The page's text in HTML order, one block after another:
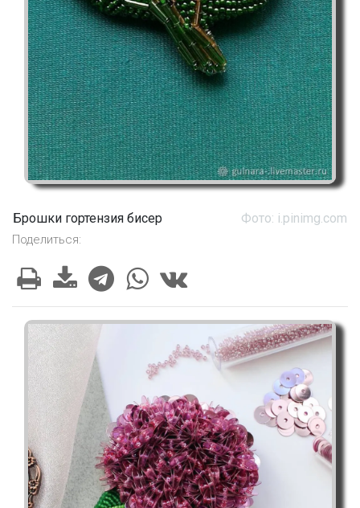
Брошки гортензия бисер Фото: i.pinimg.com
Поделиться: